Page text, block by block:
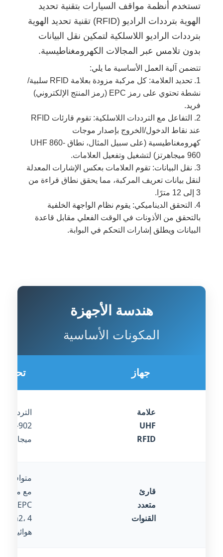
تستخدم أنظمة مواقف السيارات بتقنية تحديد
الهوية بترددات الراديو (RFID) تقنية تحديد الهوية
بترددات الراديو اللاسلكية لتمكين نقل البيانات
بدون تلامس عبر المجالات الكهرومغناطيسية.
تتضمن آلية العمل الأساسية ما يلي:
1. تحديد العلامة: كل مركبة مزودة بعلامة RFID سلبية/
نشطة تحتوي على رمز EPC (رمز المنتج الإلكتروني)
فريد.
2. التفاعل مع الترددات اللاسلكية: تقوم قارئات RFID
عند نقاط الدخول/الخروج بإصدار موجات
كهرومغناطيسية (على سبيل المثال، نطاق UHF 860-
960 ميجاهرتز) لتشغيل وتفعيل العلامات.
3. نقل البيانات: تقوم العلامات بعكس الإشارات المعدلة
لنقل بيانات تعريف المركبة، مما يحقق نطاق قراءة من
3 إلى 12 مترًا.
4. التحقق الديناميكي: يقوم نظام الواجهة الخلفية
بالتحقق من الأذونات في الوقت الفعلي مقابل قاعدة
البيانات ويطلق إشارات التحكم في البوابة.
هندسة الأجهزة
المكونات الأساسية
جهاز تحديد
علامة
UHF
RFID
التردد:
ميجاهرتز
قارئ
متعدد
القنوات
متوافق
مع معيار
EPC
Gen2، 4
هوائيات